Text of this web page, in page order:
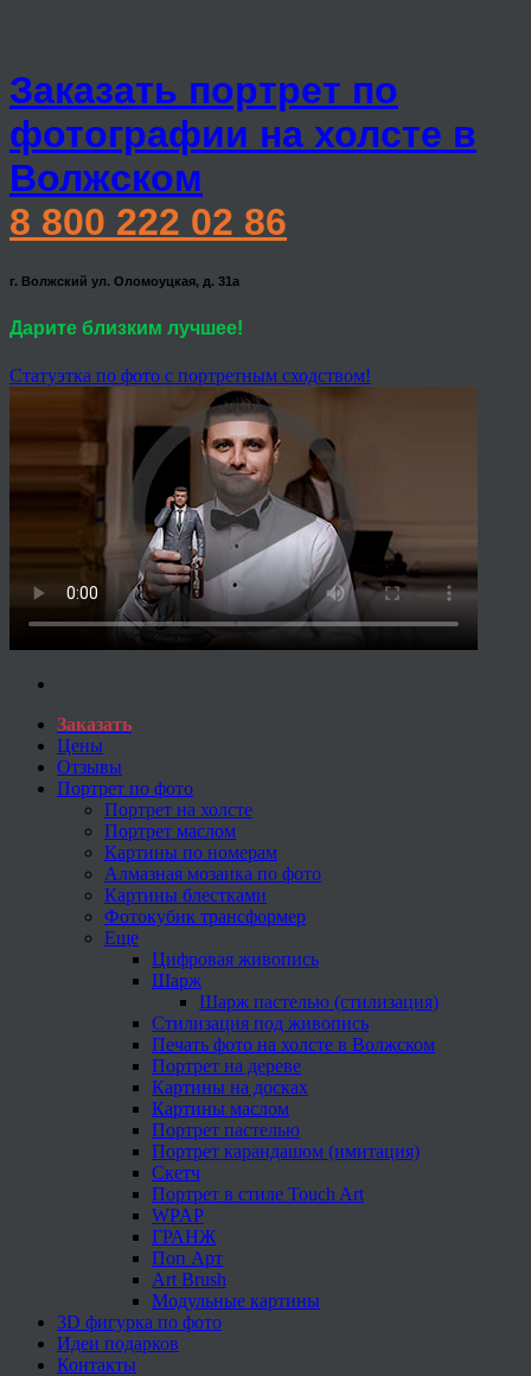
Заказать портрет по
фотографии на холсте в
Волжском
8 800 222 02 86
г. Волжский ул. Оломоуцкая, д. 31а
Дарите близким лучшее!
Статуэтка по фото с портретным сходством!
Заказать
Цены
Отзывы
Портрет по фото
Портрет на холсте
Портрет маслом
Картины по номерам
Алмазная мозаика по фото
Картины блестками
Фотокубик трансформер
Еще
Цифровая живопись
Шарж
Шарж пастелью (стилизация)
Стилизация под живопись
Печать фото на холсте в Волжском
Портрет на дереве
Картины на досках
Картины маслом
Портрет пастелью
Портрет карандашом (имитация)
Скетч
Портрет в стиле Touch Art
WPAP
ГРАНЖ
Поп Арт
Art Brush
Модульные картины
3D фигурка по фото
Идеи подарков
Контакты